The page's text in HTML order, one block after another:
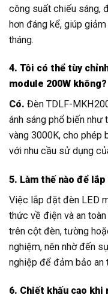
công suất chiếu sáng,
hơn đáng kể, giúp
tháng.
4. Tôi có thể tùy
module 200W không?
Có. Đèn TDLF-
ánh sáng phổ biến như
vàng 3000K, cho phép
với nhu cầu sử dụng
5. Làm thế nào để
Việc lắp đặt đèn LED
thức về điện và an
trên cột đèn, tường
nghiệm, nên nhờ đến
nghiệp để đảm bảo an
6. Chiết khấu cao khi